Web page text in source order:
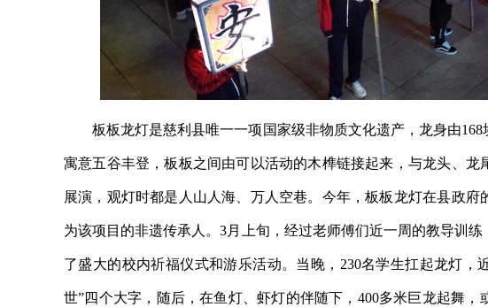
板板龙灯是慈利县唯一一项国家级非物质文化遗产，龙身由
寓意五谷丰登，板板之间由可以活动的木榫链接起来，与龙头、
展演，观灯时都是人山人海、万人空巷。今年，板板龙灯在县政
为该项目的非遗传承人。3月上旬，经过老师傅们近一周的教导训
了盛大的校内祈福仪式和游乐活动。当晚，230名学生扛起龙灯，
世”四个大字，随后，在鱼灯、虾灯的伴随下，400多米巨龙起舞